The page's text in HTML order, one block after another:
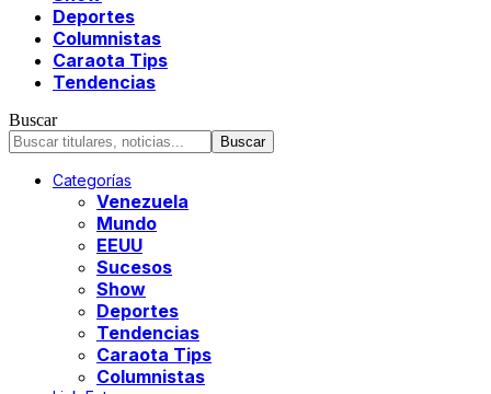
Deportes
Columnistas
Caraota Tips
Tendencias
Buscar
Categorías
Venezuela
Mundo
EEUU
Sucesos
Show
Deportes
Tendencias
Caraota Tips
Columnistas